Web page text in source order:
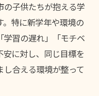
子供たちが抱える学
特に新学年や環境の
学習の遅れ」「モチベ
に対し、同じ目標を
合える環境が整って